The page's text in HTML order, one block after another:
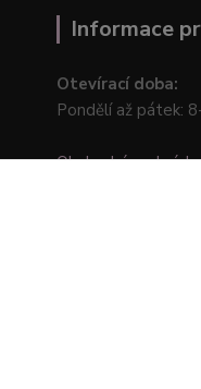
Informace
Otevírací doba:
Pondělí až pátek:
Obchodní podmínky